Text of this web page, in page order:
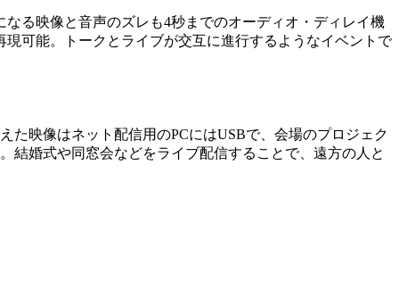
る映像と音声のズレも4秒までのオーディオ・ディレイ機
可能。トークとライブが交互に進行するようなイベントで
た映像はネット配信用のPCにはUSBで、会場のプロジェク
結婚式や同窓会などをライブ配信することで、遠方の人と